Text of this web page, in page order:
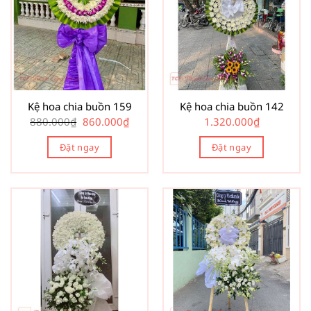
Kệ hoa chia buồn 159
880.000₫ Giá
gốc
là:
880.000₫.
860.000₫Giá
hiện
Đặt ngay
Kệ hoa chia buồn 142
1.320.000₫
Đặt ngay